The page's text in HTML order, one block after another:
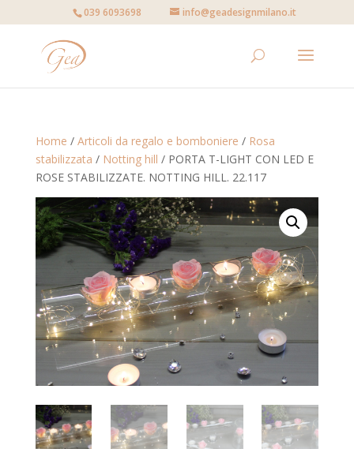
039 6093698 info@geadesignmilano.it
Home / Articoli da regalo e bomboniere / Rosa
stabilizzata / Notting hill / PORTA T-LIGHT CON LED E
ROSE STABILIZZATE. NOTTING HILL. 22.117